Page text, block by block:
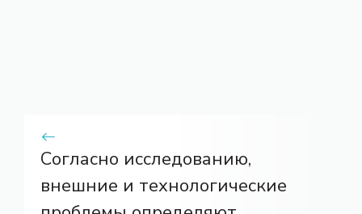
Согласно исследованию,
внешние и технологические